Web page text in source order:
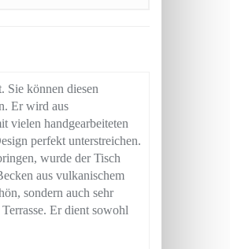
Sie können diesen
Er wird aus
vielen handgearbeiteten
perfekt unterstreichen.
wurde der Tisch
aus vulkanischem
sondern auch sehr
Er dient sowohl